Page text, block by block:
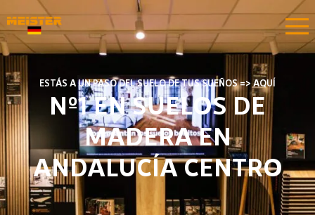
ESTÁS A UN PASO DEL SUELO DE TUS SUEÑOS => AQUÍ
Nº1 EN SUELOS DE
MADERA EN
ANDALUCÍA CENTRO